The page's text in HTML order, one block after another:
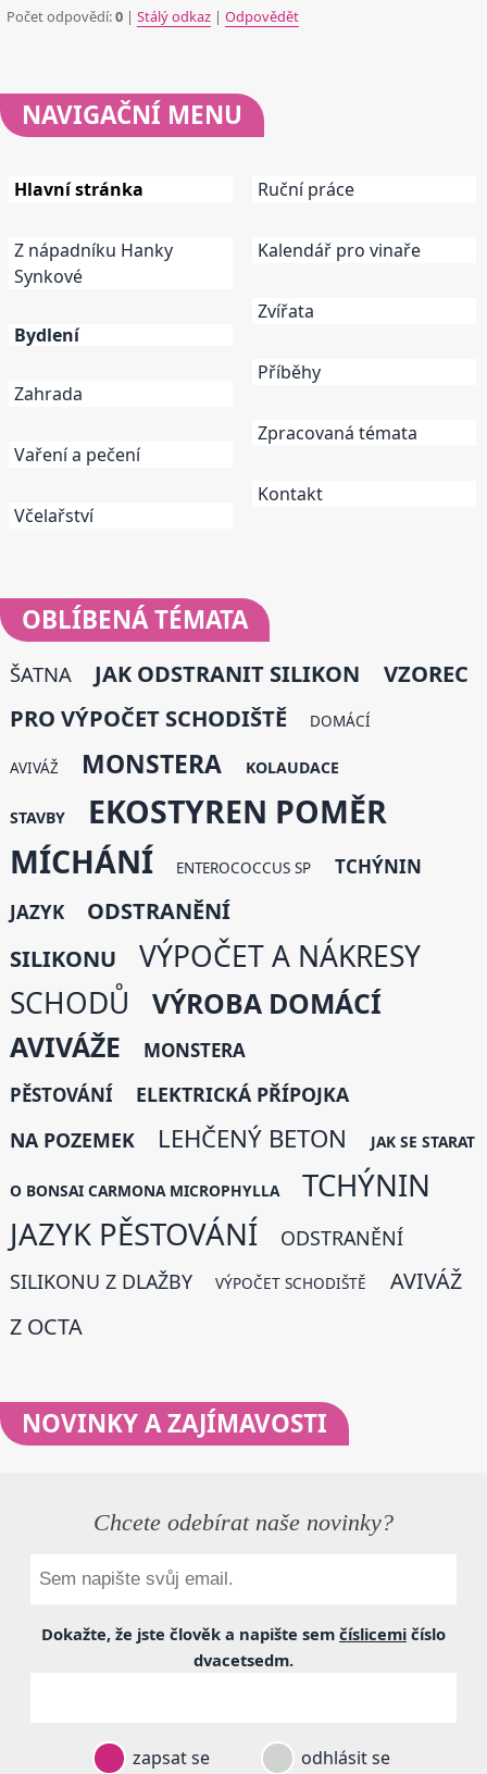
Počet odpovědí:0 |Stálý odkaz |Odpovědět
NAVIGAČNÍ MENU
Hlavní stránka
Z nápadníku Hanky
Synkové
Bydlení
Zahrada
Vaření a pečení
Včelařství
Ruční práce
Kalendář pro vinaře
Zvířata
Příběhy
Zpracovaná témata
Kontakt
OBLÍBENÁTÉMATA
ŠATNA JAK ODSTRANIT SILIKON
VZOREC
PRO VÝPOČET SCHODIŠTĚ
DOMÁCÍ
AVIVÁŽ MONSTERA KOLAUDACE
STAVBY
EKOSTYREN POMĚR
MÍCHÁNÍ
ENTEROCOCCUS SP
TCHÝNIN
JAZYK
ODSTRANĚNÍ
SILIKONU
VÝPOČET A NÁKRESY
SCHODŮ
VÝROBA DOMÁCÍ
AVIVÁŽE
MONSTERA
PĚSTOVÁNÍ
ELEKTRICKÁ PŘÍPOJKA
NA POZEMEK
LEHČENÝ BETON JAK SE STARAT
O BONSAI CARMONA MICROPHYLLA
TCHÝNIN
JAZYK PĚSTOVÁNÍ
ODSTRANĚNÍ
SILIKONU Z DLAŽBY
VÝPOČET SCHODIŠTĚ
AVIVÁŽ
Z OCTA
NOVINKYA ZAJÍMAVOSTI
Chcete odebírat naše novinky?
Dokažte, že jste člověk a napište sem číslicemi číslo
dvacetsedm.
zapsat se odhlásit se